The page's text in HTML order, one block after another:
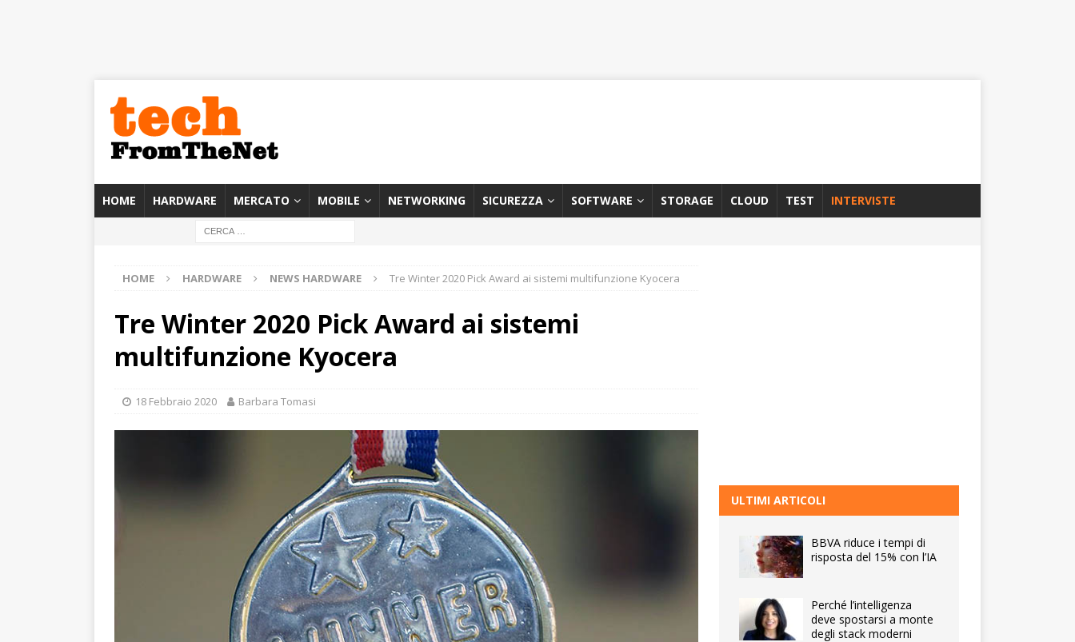
HOME HARDWARE MERCATO MOBILE NETWORKING SICUREZZA SOFTWARE STORAGE CLOUD TEST INTERVISTE
HOME HARDWARE NEWS HARDWARE Tre Winter 2020 Pick Award ai sistemi multifunzione Kyocera
Tre Winter 2020 Pick Award ai sistemi
multifunzione Kyocera
18 Febbraio 2020 Barbara Tomasi
ULTIMI ARTICOLI
BBVA riduce i tempi di
risposta del 15% con l’IA
Perché l’intelligenza
deve spostarsi a monte
degli stack moderni